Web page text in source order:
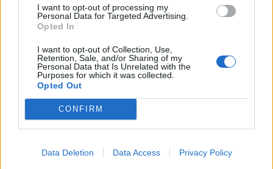
I want to opt-out of processing my
Personal Data for Targeted Advertising.
Opted In
I want to opt-out of Collection, Use,
Retention, Sale, and/or Sharing of my
Personal Data that Is Unrelated with the
Purposes for which it was collected.
Opted Out
CONFIRM
Data Deletion Data Access Privacy Policy
PALIO DI LEGNANO
Palio di Legnano e Provaccia: tutto
quello che c’è da sapere per sfilata,
corse e diretta streaming